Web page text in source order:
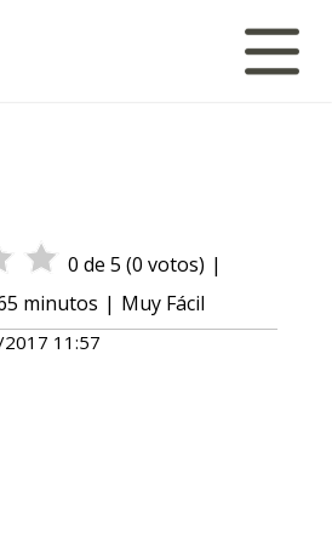
0 de 5 (0 votos) |
minutos | Muy Fácil
11:57